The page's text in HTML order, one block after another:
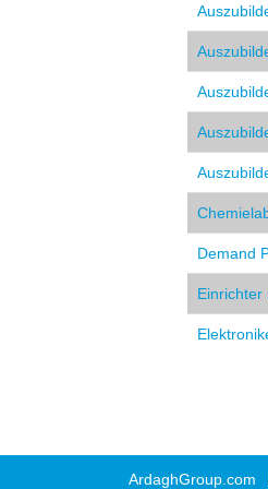
Demand
Einrichter
ArdaghGroup.com